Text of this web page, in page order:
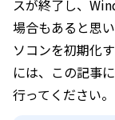
スが終了し、
場合もあると思
ソコンを初期化
には、この記事
行ってください。